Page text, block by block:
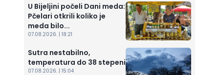
U Bijeljini počeli Dani meda:
Pčelari otkrili koliko je
meda bilo...
07.08.2026. | 18:21
Sutra nestabilno,
temperatura do 38 stepeni
07.08.2026. | 15:04